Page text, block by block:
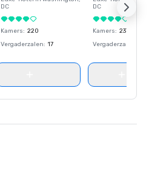
DC
Kamers: 220
Vergaderzalen: 17
DC
Kamers: 237
Vergaderzalen